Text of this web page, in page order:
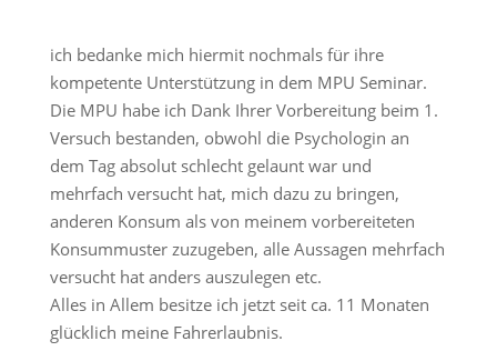
ich bedanke mich hiermit nochmals für ihre
kompetente Unterstützung in dem MPU Seminar.
Die MPU habe ich Dank Ihrer Vorbereitung beim 1.
Versuch bestanden, obwohl die Psychologin an
dem Tag absolut schlecht gelaunt war und
mehrfach versucht hat, mich dazu zu bringen,
anderen Konsum als von meinem vorbereiteten
Konsummuster zuzugeben, alle Aussagen mehrfach
versucht hat anders auszulegen etc.
Alles in Allem besitze ich jetzt seit ca. 11 Monaten
glücklich meine Fahrerlaubnis.